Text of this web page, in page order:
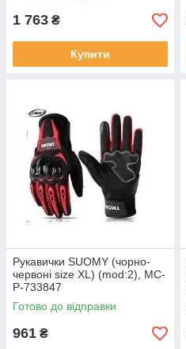
1 763 ₴
Купити
Рукавички SUOMY (чорно-
червоні size XL) (mod:2), MC-
P-733847
Готово до відправки
961 ₴